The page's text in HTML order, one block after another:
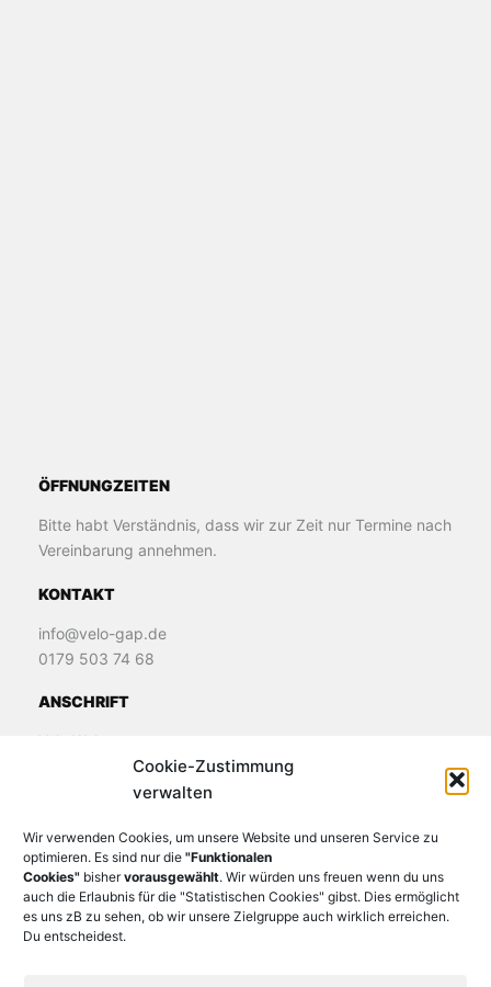
Cookie-Zustimmung
verwalten
Wir verwenden Cookies, um unsere Website und unseren Service zu
optimieren. Es sind nur die "Funktionalen
Cookies" bishervorausgewählt. Wir würden uns freuen wenn du uns
auch die Erlaubnis für die "Statistischen Cookies" gibst. Dies ermöglicht
es uns zB zu sehen, ob wir unsere Zielgruppe auch wirklich erreichen.
Du entscheidest.
ÖFFNUNGZEITEN
Bitte habt Verständnis, dass wir zur Zeit nur Termine nach
Vereinbarung annehmen.
KONTAKT
info@velo-gap.de
0179 503 74 68
ANSCHRIFT
Velo Welt
James-Loeb-Straße 11
82481 Murnau